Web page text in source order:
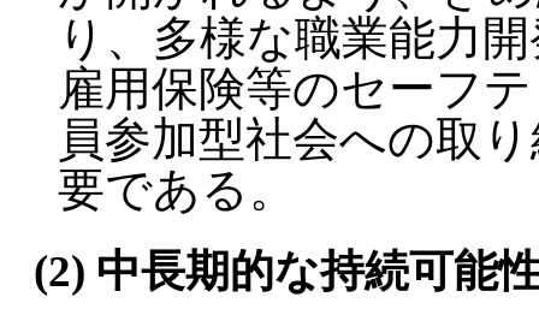
り、多様な職業能力
雇用保険等のセーフ
員参加型社会への取
要である。
(2) 中長期的な持続可能